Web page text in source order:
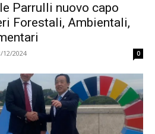
Parrulli nuovo capo
Forestali, Ambientali,
12/2024 0